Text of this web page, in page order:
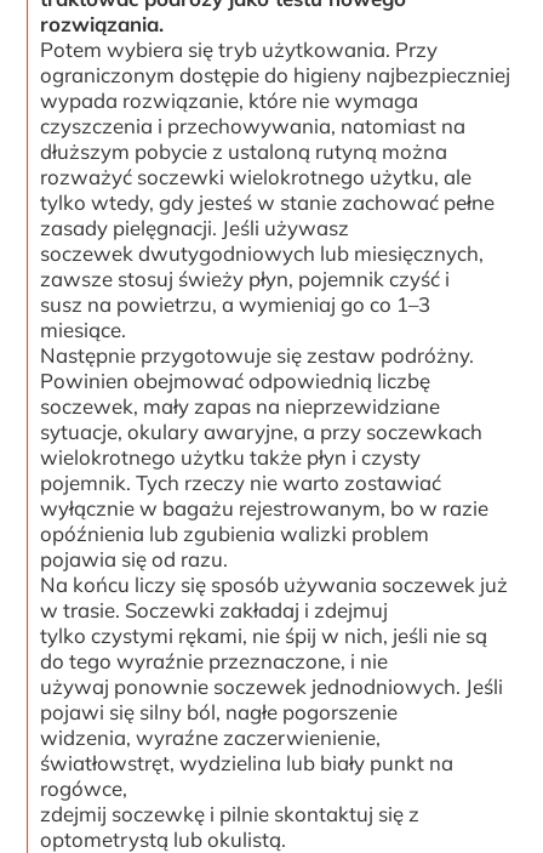
rozwiązania.
Potem wybiera się tryb użytkowania. Przy
ograniczonym dostępie do higieny najbezpieczniej
wypada rozwiązanie, które nie wymaga
czyszczenia i przechowywania, natomiast na
dłuższym pobycie z ustaloną rutyną można
rozważyć soczewki wielokrotnego użytku, ale
tylko wtedy, gdy jesteś w stanie zachować pełne
zasady pielęgnacji. Jeśli używasz
soczewek dwutygodniowych lub miesięcznych,
zawsze stosuj świeży płyn, pojemnik czyść i
susz na powietrzu, a wymieniaj go co 1–3
miesiące.
Następnie przygotowuje się zestaw podróżny.
Powinien obejmować odpowiednią liczbę
soczewek, mały zapas na nieprzewidziane
sytuacje, okulary awaryjne, a przy soczewkach
wielokrotnego użytku także płyn i czysty
pojemnik. Tych rzeczy nie warto zostawiać
wyłącznie w bagażu rejestrowanym, bo w razie
opóźnienia lub zgubienia walizki problem
pojawia się od razu.
Na końcu liczy się sposób używania soczewek już
w trasie. Soczewki zakładaj i zdejmuj
tylko czystymi rękami, nie śpij w nich, jeśli nie są
do tego wyraźnie przeznaczone, i nie
używaj ponownie soczewek jednodniowych. Jeśli
pojawi się silny ból, nagłe pogorszenie
widzenia, wyraźne zaczerwienienie,
światłowstręt, wydzielina lub biały punkt na
rogówce,
zdejmij soczewkę i pilnie skontaktuj się z
optometrystą lub okulistą.